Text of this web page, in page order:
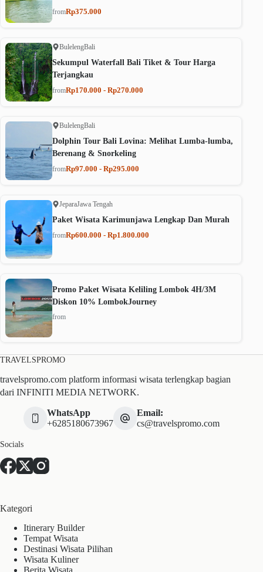
fromRp375.000
BulelengBali
Sekumpul Waterfall Bali Tiket & Tour Harga
Terjangkau
fromRp170.000 - Rp270.000
BulelengBali
Dolphin Tour Bali Lovina: Melihat Lumba-lumba,
Berenang & Snorkeling
fromRp97.000 - Rp295.000
JeparaJawa Tengah
Paket Wisata Karimunjawa Lengkap Dan Murah
fromRp600.000 - Rp1.800.000
Promo Paket Wisata Keliling Lombok 4H/3M
Diskon 10% LombokJourney
from
TRAVELSPROMO
travelspromo.com platform informasi wisata terlengkap bagian
dari INFINITI MEDIA NETWORK.
WhatsApp
+6285180673967
Email:
cs@travelspromo.com
Socials
Kategori
Itinerary Builder
Tempat Wisata
Destinasi Wisata Pilihan
Wisata Kuliner
Berita Wisata